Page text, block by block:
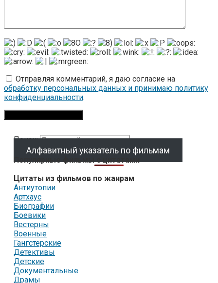
Отправляя комментарий, я даю согласие на
обработку персональных данных и принимаю политику
конфиденциальности.
Поиск:
Алфавитный указатель по фильмам
Популярные фильмы с цитатами
Цитаты из фильмов по жанрам
Антиутопии
Артхаус
Биографии
Боевики
Вестерны
Военные
Гангстерские
Детективы
Детские
Документальные
Драмы